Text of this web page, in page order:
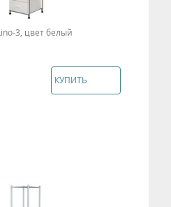
3, цвет белый
КУПИТЬ